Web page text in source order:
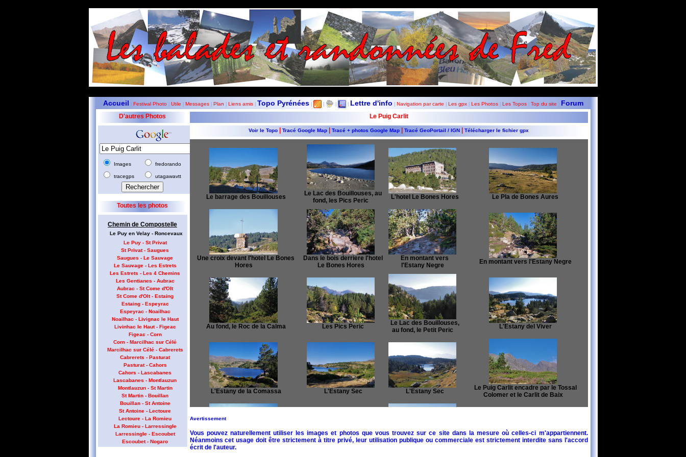
Accueil Festival Photo Utile Messages Plan Liens amis Topo Pyrénées Lettre d'info Navigation par carte Les gpx Les Photos Les Topos Top du site Forum
D'autres Photos
Images fredorando
tracegps utagawavtt
Toutes les photos
Chemin de Compostelle
Le Puy en Velay - Roncevaux
Le Puy - St Privat
St Privat - Saugues
Saugues - Le Sauvage
Le Sauvage - Les Estrets
Les Estrets - Les 4 Chemins
Les Gentianes - Aubrac
Aubrac - St Come d'Olt
St Come d'Olt - Estaing
Estaing - Espeyrac
Espeyrac - Noailhac
Noailhac - Livignac le Haut
Livinhac le Haut - Figeac
Figeac - Corn
Corn - Marcilhac sur Célé
Marcilhac sur Célé - Cabrerets
Cabrerets - Pasturat
Pasturat - Cahors
Cahors - Lascabanes
Lascabanes - Montlauzun
Montlauzun - St Martin
St Martin - Bouillan
Bouillan - St Antoine
St Antoine - Lectoure
Lectoure - La Romieu
La Romieu - Larressingle
Larressingle - Escoubet
Escoubet - Nogaro
Le Puig Carlit
Voir le Topo Tracé Google Map Tracé + photos Google Map Tracé GeoPortail / IGN Télécharger le fichier gpx
Le barrage des Bouillouses
Le Lac des Bouillouses, au
fond, les Pics Peric
L'hotel Le Bones Hores Le Pla de Bones Aures
Une croix devant l'hotel Le Bones
Hores
Dans le bois derriere l'hotel
Le Bones Hores
En montant vers
l'Estany Negre
En montant vers l'Estany Negre
Au fond, le Roc de la Calma Les Pics Peric
Le Lac des Bouillouses,
au fond, le Petit Peric
L'Estany del Viver
L'Estany de la Comassa L'Estany Sec L'Estany Sec
Le Puig Carlit encadre par le Tossal
Colomer et le Carlit de Baix
Avertissement
Vous pouvez naturellement utiliser les images et photos que vous trouvez sur ce site dans la mesure où celles-ci m'appartiennent.
Néanmoins cet usage doit être strictement à titre privé, leur utilisation publique ou commerciale est strictement interdite sans l'accord
écrit de l'auteur.